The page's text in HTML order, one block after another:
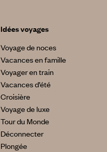
Idées voyages
Voyage de noces
Vacances en famille
Voyager en train
Vacances d’été
Croisière
Voyage de luxe
Tour du Monde
Déconnecter
Plongée